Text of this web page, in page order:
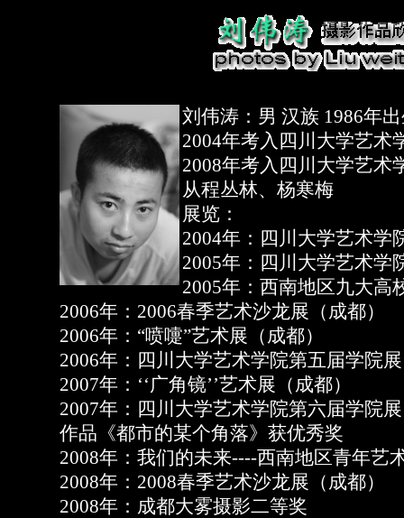
刘伟涛：男 汉族 1986年
2004年考入四川大学艺术
2008年考入四川大学艺术
从程丛林、杨寒梅
展览：
2004年：四川大学艺术学
2005年：四川大学艺术学
2005年：西南地区九大高
2006年：2006春季艺术沙龙展（成都）
2006年：“喷嚏”艺术展（成都）
2006年：四川大学艺术学院第五届学院展
2007年：‘‘广角镜’’艺术展（成都）
2007年：四川大学艺术学院第六届学院展
作品《都市的某个角落》获优秀奖
2008年：我们的未来----西南地区青年艺
2008年：2008春季艺术沙龙展（成都）
2008年：成都大雾摄影二等奖